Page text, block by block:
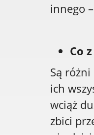
innego
Co
Są
ich
wciąż
zbici